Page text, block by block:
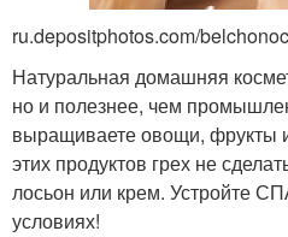
ru.depositphotos.com/
Натуральная домашняя
но и полезнее, чем
выращиваете овощи, фрукты
этих продуктов грех не
лосьон или крем. Устройте
условиях!